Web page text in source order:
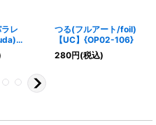
レ
115}
つる(フルアート/foil)
【UC】{OP02-106}
280円(税込)